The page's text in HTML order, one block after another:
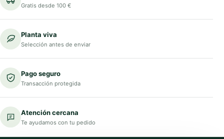
Gratis desde 100 €
Planta viva
Selección antes de enviar
Pago seguro
Transacción protegida
Atención cercana
Te ayudamos con tu pedido